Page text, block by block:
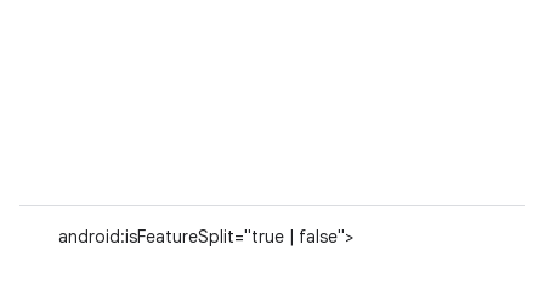
android:isFeatureSplit="true | false">